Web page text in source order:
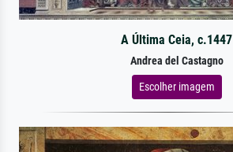
A Última Ceia, c.1447
Andrea del Castagno
Escolher imagem